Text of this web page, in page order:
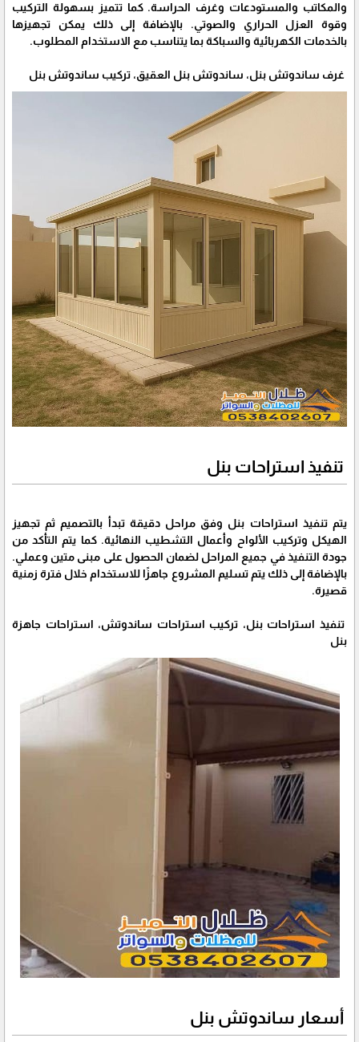
والمكاتب والمستودعات وغرف الحراسة. كما تتميز بسهولة التركيب
وقوة العزل الحراري والصوتي. بالإضافة إلى ذلك يمكن تجهيزها
بالخدمات الكهربائية والسباكة بما يتناسب مع الاستخدام المطلوب.
غرف ساندوتش بنل، ساندوتش بنل العقيق، تركيب ساندوتش بنل
تنفيذ استراحات بنل
يتم تنفيذ استراحات بنل وفق مراحل دقيقة تبدأ بالتصميم ثم تجهيز
الهيكل وتركيب الألواح وأعمال التشطيب النهائية. كما يتم التأكد من
جودة التنفيذ في جميع المراحل لضمان الحصول على مبنى متين وعملي.
بالإضافة إلى ذلك يتم تسليم المشروع جاهزًا للاستخدام خلال فترة زمنية
قصيرة.
تنفيذ استراحات بنل، تركيب استراحات ساندوتش، استراحات جاهزة
بنل
أسعار ساندوتش بنل